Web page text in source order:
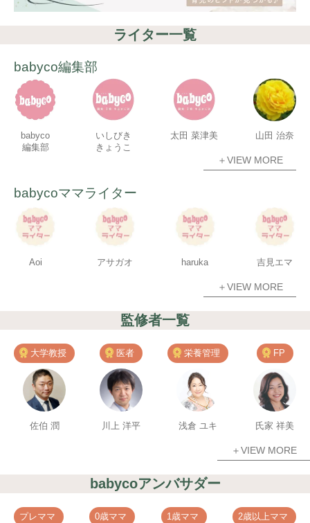
ライター一覧
babyco編集部
babyco
編集部
いしびき
きょうこ
太田 菜津美 山田 治奈
＋VIEW MORE
babycoママライター
Aoi アサガオ haruka 吉見エマ
＋VIEW MORE
監修者一覧
大学教授
佐伯 潤
医者
川上 洋平
栄養管理
浅倉 ユキ
FP
氏家 祥美
＋VIEW MORE
babycoアンバサダー
プレママ 0歳ママ 1歳ママ 2歳以上ママ